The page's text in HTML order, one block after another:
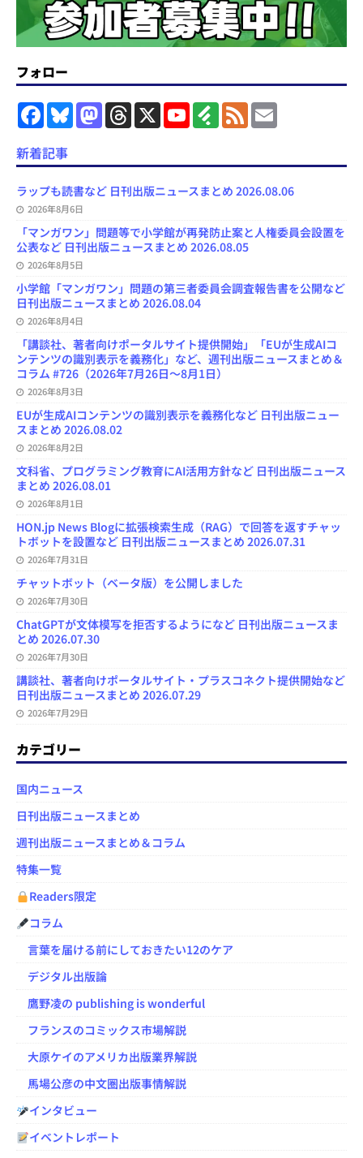
フォロー
F
a
e
b
o
k
B
s
y
M
a
o
o
n
T
h
a
s
X
Y
o
u
e
C
a
n
n
F
e
l
F
e
l
新着記事
ラップも読書など 日刊出版ニュースまとめ 2026.08.06
2026年8月6日
「マンガワン」問題等で小学館が再発防止案と人権委員会設置を
公表など 日刊出版ニュースまとめ 2026.08.05
2026年8月5日
小学館「マンガワン」問題の第三者委員会調査報告書を公開など
日刊出版ニュースまとめ 2026.08.04
2026年8月4日
「講談社、著者向けポータルサイト提供開始」「EUが生成AIコ
ンテンツの識別表示を義務化」など、週刊出版ニュースまとめ＆
コラム #726（2026年7月26日～8月1日）
2026年8月3日
EUが生成AIコンテンツの識別表示を義務化など 日刊出版ニュー
スまとめ 2026.08.02
2026年8月2日
文科省、プログラミング教育にAI活用方針など 日刊出版ニュース
まとめ 2026.08.01
2026年8月1日
HON.jp News Blogに拡張検索生成（RAG）で回答を返すチャッ
トボットを設置など 日刊出版ニュースまとめ 2026.07.31
2026年7月31日
チャットボット（ベータ版）を公開しました
2026年7月30日
ChatGPTが文体模写を拒否するようになど 日刊出版ニュースま
とめ 2026.07.30
2026年7月30日
講談社、著者向けポータルサイト・プラスコネクト提供開始など
日刊出版ニュースまとめ 2026.07.29
2026年7月29日
カテゴリー
国内ニュース
日刊出版ニュースまとめ
週刊出版ニュースまとめ＆コラム
特集一覧
Readers限定
コラム
言葉を届ける前にしておきたい12のケア
デジタル出版論
鷹野凌の publishing is wonderful
フランスのコミックス市場解説
大原ケイのアメリカ出版業界解説
馬場公彦の中文圏出版事情解説
インタビュー
イベントレポート